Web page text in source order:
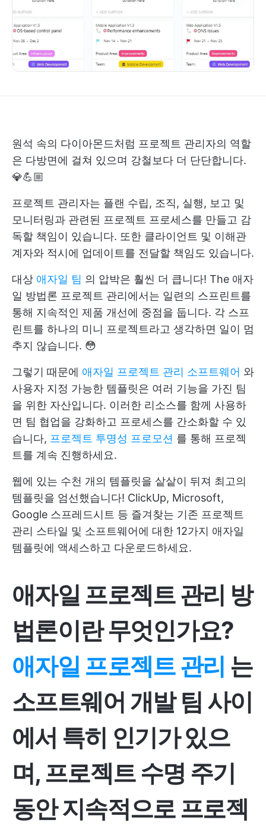
원석 속의 다이아몬드처럼 프로젝트 관리자의 역할
은 다방면에 걸쳐 있으며 강철보다 더 단단합니다.
💎💪🏼
프로젝트 관리자는 플랜 수립, 조직, 실행, 보고 및
모니터링과 관련된 프로젝트 프로세스를 만들고 감
독할 책임이 있습니다. 또한 클라이언트 및 이해관
계자와 적시에 업데이트를 전달할 책임도 있습니다.
대상 애자일 팀 의 압박은 훨씬 더 큽니다! The 애자
일 방법론 프로젝트 관리에서는 일련의 스프린트를
통해 지속적인 제품 개선에 중점을 둡니다. 각 스프
린트를 하나의 미니 프로젝트라고 생각하면 일이 멈
추지 않습니다. 😳
그렇기 때문에 애자일 프로젝트 관리 소프트웨어 와
사용자 지정 가능한 템플릿은 여러 기능을 가진 팀
을 위한 자산입니다. 이러한 리소스를 함께 사용하
면 팀 협업을 강화하고 프로세스를 간소화할 수 있
습니다, 프로젝트 투명성 프로모션 를 통해 프로젝
트를 계속 진행하세요.
웹에 있는 수천 개의 템플릿을 샅샅이 뒤져 최고의
템플릿을 엄선했습니다! ClickUp, Microsoft,
Google 스프레드시트 등 즐겨찾는 기존 프로젝트
관리 스타일 및 소프트웨어에 대한 12가지 애자일
템플릿에 액세스하고 다운로드하세요.
애자일 프로젝트 관리 방
법론이란 무엇인가요?
애자일 프로젝트 관리 는
소프트웨어 개발 팀 사이
에서 특히 인기가 있으
며, 프로젝트 수명 주기
동안 지속적으로 프로젝